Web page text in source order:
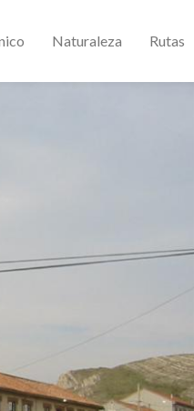
Naturaleza Rutas